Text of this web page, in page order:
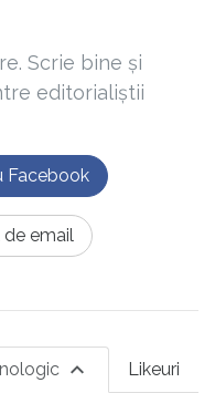
Scrie bine și
editorialiștii
Facebook
email
Likeuri